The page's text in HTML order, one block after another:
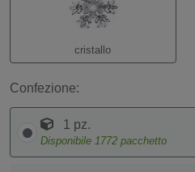
cristallo
Confezione:
1 pz.
Disponibile 1772 pacchetto